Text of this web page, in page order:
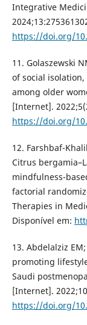
Integrative
https://doi.org/
11. Golaszewski
of social
among older
[Internet].
https://doi.org/
12. Farshbaf-
Citrus
mindfulness-
factorial
Therapies in
Disponível em:
13. Abdelalziz
promoting
Saudi
[Internet].
https://doi.org/